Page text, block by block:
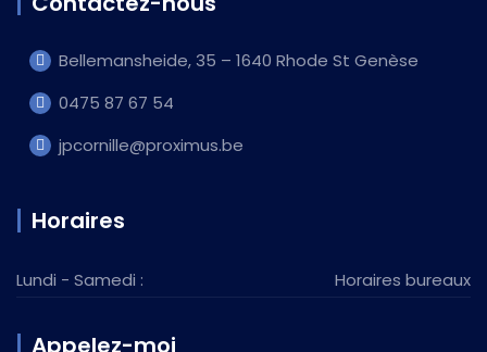
Bellemansheide, 35 – 1640 Rhode St Genèse
0475 87 67 54
jpcornille@proximus.be
Horaires
Lundi - Samedi : Horaires bureaux
Appelez-moi